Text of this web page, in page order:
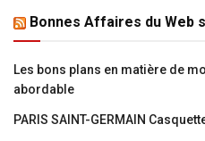
Bonnes Affaires du Web
Les bons plans en matière de
abordable
PARIS SAINT-GERMAIN